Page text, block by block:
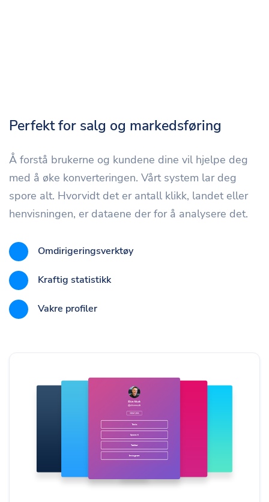
Perfekt for salg og markedsføring
Å forstå brukerne og kundene dine vil hjelpe deg
med å øke konverteringen. Vårt system lar deg
spore alt. Hvorvidt det er antall klikk, landet eller
henvisningen, er dataene der for å analysere det.
Omdirigeringsverktøy
Kraftig statistikk
Vakre profiler